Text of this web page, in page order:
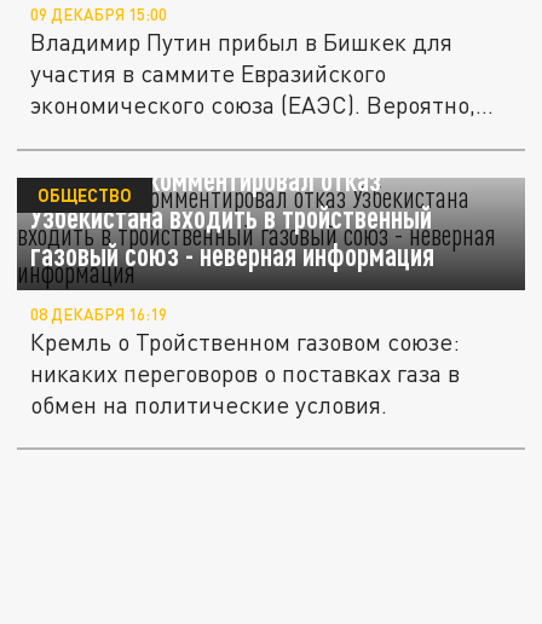
09 ДЕКАБРЯ 15:00
Владимир Путин прибыл в Бишкек для
участия в саммите Евразийского
экономического союза (ЕАЭС). Вероятно,
Песков прокомментировал отказ
Узбекистана входить в тройственный
газовый союз - неверная информация
ОБЩЕСТВО
08 ДЕКАБРЯ 16:19
Кремль о Тройственном газовом союзе:
никаких переговоров о поставках газа в
обмен на политические условия.